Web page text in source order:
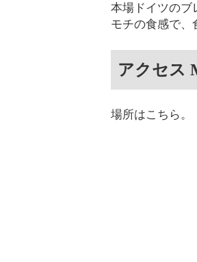
本場ドイツのブ
モチの食感で、
アクセス
場所はこちら。